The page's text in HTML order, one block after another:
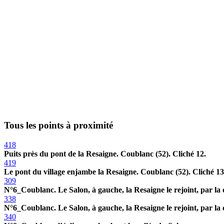
Tous les points à proximité
418
Puits près du pont de la Resaigne. Coublanc (52). Cliché 12.
419
Le pont du village enjambe la Resaigne. Coublanc (52). Cliché
309
N°6_Coublanc. Le Salon, à gauche, la Resaigne le rejoint, par la
338
N°6_Coublanc. Le Salon, à gauche, la Resaigne le rejoint, par la
340